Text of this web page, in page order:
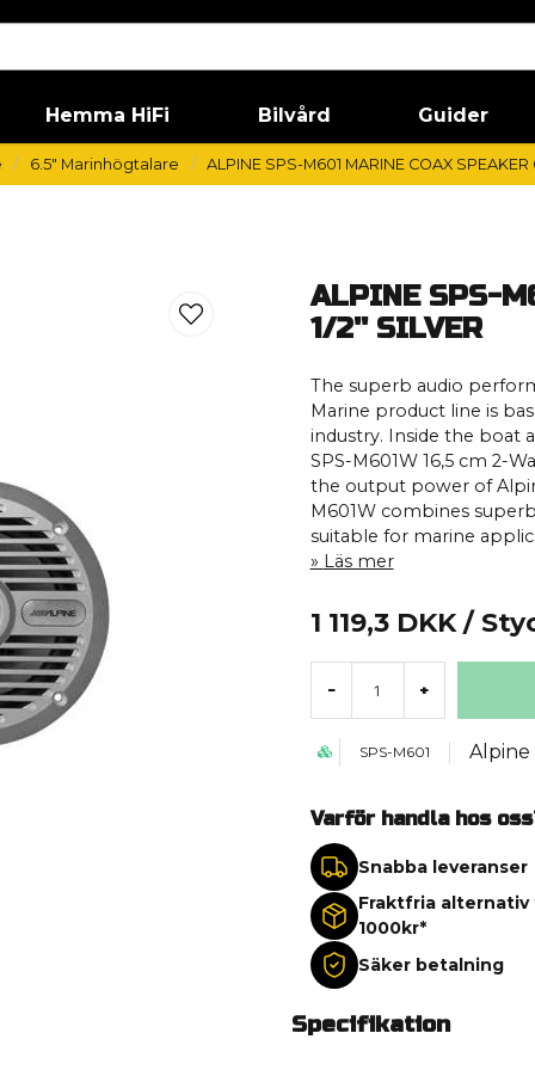
Hemma HiFi Bilvård Guider
6.5" Marinhögtalare ALPINE SPS-M601 MARINE COAX SPEAKER
ALPINE SPS-
1/2'' SILVER
The superb audio
Marine product line is
industry. Inside the boat
SPS-M601W 16,5 cm 2-
the output power of
M601W combines
suitable for marine
Läs mer
1 119,3 DKK /
- +
SPS-M601 Alpine
Varför handla hos
Snabba leveranser
Fraktfria alternativ
1000kr*
Säker betalning
Specifikation